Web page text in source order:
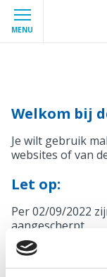
MENU
Welkom bij
Je wilt gebruik
websites of van
Let op:
Per 02/09/2022
aangescherpt.
Mocht je
inloggen
een nieuw